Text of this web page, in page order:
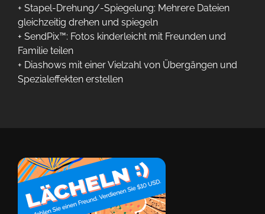
+ Stapel-Drehung/-Spiegelung: Mehrere Dateien
gleichzeitig drehen und spiegeln
+ SendPix™: Fotos kinderleicht mit Freunden und
Familie teilen
+ Diashows mit einer Vielzahl von Übergängen und
Spezialeffekten erstellen